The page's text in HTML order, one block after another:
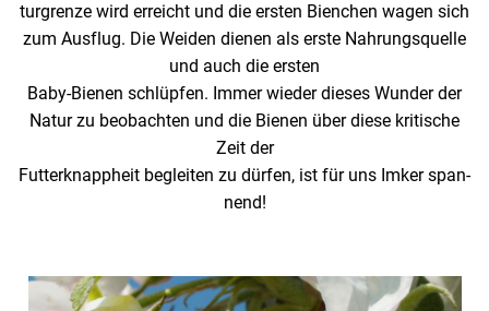
tur­grenze wird erreicht und die ersten Bien­chen wagen sich
zum Ausflug. Die Weiden dienen als erste Nahrungs­quelle
und auch die ersten
Baby-Bienen schlüpfen. Immer wieder dieses Wunder der
Natur zu beob­achten und die Bienen über diese kriti­sche
Zeit der
Futter­knapp­heit begleiten zu dürfen, ist für uns Imker span­
nend!